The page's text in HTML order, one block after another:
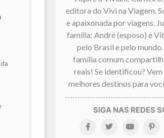
editora do Vivi na Viagem.
e apaixonada por viagens.
família: André (esposo) e
pelo Brasil e pelo mundo.
família comum
reais! Se identificou?
melhores destinos para